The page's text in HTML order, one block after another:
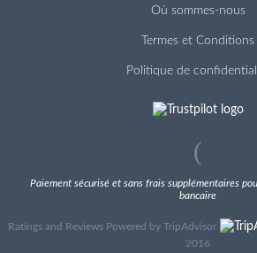
Où sommes-nous
Termes et Conditions
Politique de
Paiement sécurisé et sans frais supplémentaires
bancaire
Ratings and Reviews Powered by TripAdvisor
2016